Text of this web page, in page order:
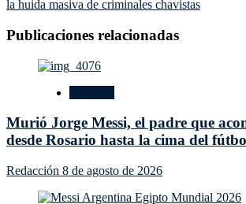
entradas
la huida masiva de criminales chavistas
Publicaciones relacionadas
Murió Jorge Messi, el padre que
desde Rosario hasta la cima del
Redacción 8 de agosto de 2026